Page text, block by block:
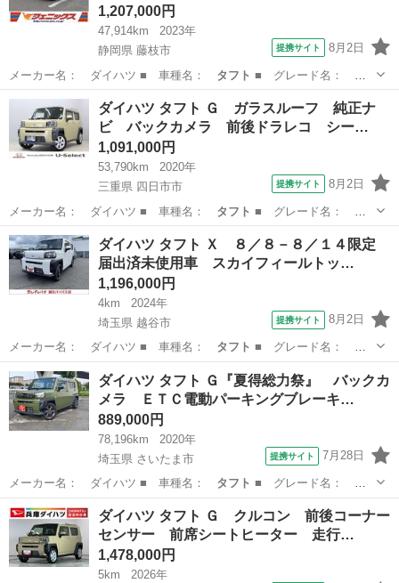
1,207,000円
47,914km
2023年
静岡県 藤枝市
提携サイト 8月2日
メーカー名： ダイハツ ■ 車種名： タフト ■ グレード名： Ｇ
ターボ☆ダークク…
静岡 藤枝市 ダイハツ
ダイハツ タフト Ｇ ガラスルーフ 純正ナ
ビ バックカメラ 前後ドラレコ シー…
1,091,000円
53,790km
2020年
三重県 四日市市
提携サイト 8月2日
メーカー名： ダイハツ ■ 車種名： タフト ■ グレード名：
Ｇ ガラスルーフ …
三重 四日市市 ダイハツ
ダイハツ タフト Ｘ ８／８－８／１４限定
届出済未使用車 スカイフィールトッ…
1,196,000円
4km
2024年
埼玉県 越谷市
提携サイト 8月2日
メーカー名： ダイハツ ■ 車種名： タフト ■ グレード名：
Ｘ ８／８－８／１…
埼玉 越谷市 ダイハツ
ダイハツ タフト Ｇ『夏得総力祭』 バックカ
メラ ＥＴＣ電動パーキングブレーキ…
889,000円
78,196km
2020年
埼玉県 さいたま市
提携サイト 7月28日
メーカー名： ダイハツ ■ 車種名： タフト ■ グレード名： Ｇ
『夏得総力祭』 …
埼玉 さいたま市 ダイハツ
ダイハツ タフト Ｇ クルコン 前後コーナー
センサー 前席シートヒーター 走行…
1,478,000円
5km
2026年